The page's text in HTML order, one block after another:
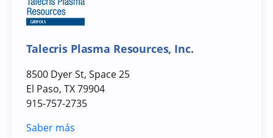
Talecris Plasma Resources, Inc.
8500 Dyer St, Space 25
El Paso, TX 79904
915-757-2735
Saber más